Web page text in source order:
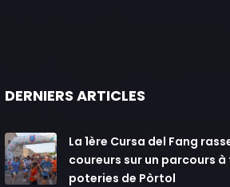
DERNIERS ARTICLES
La 1ère Cursa del Fang
coureurs sur un parcours à
poteries de Pòrtol